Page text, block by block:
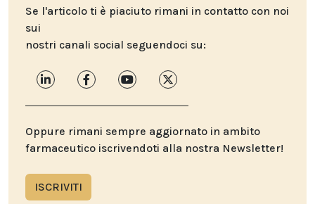
Se l'articolo ti è piaciuto rimani in contatto con noi
sui
nostri canali social seguendoci su:
Oppure rimani sempre aggiornato in ambito
farmaceutico iscrivendoti alla nostra Newsletter!
ISCRIVITI